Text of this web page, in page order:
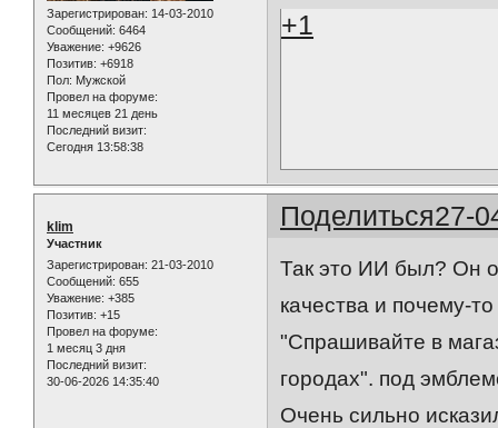
Зарегистрирован: 14-03-2010
Сообщений: 6464
Уважение: +9626
Позитив: +6918
Пол: Мужской
Провел на форуме:
11 месяцев 21 день
Последний визит:
Сегодня 13:58:38
+1
Поделиться27-
klim
Участник
Зарегистрирован: 21-03-2010
Сообщений: 655
Уважение: +385
Позитив: +15
Провел на форуме:
1 месяц 3 дня
Последний визит:
30-06-2026 14:35:40
Так это ИИ был? Он
качества и почему-
"Спрашивайте в
городах". под
Очень сильно